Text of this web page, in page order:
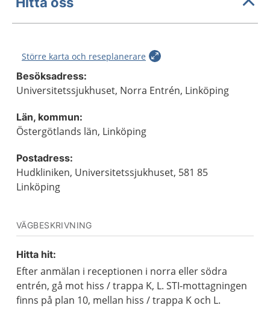
Större karta och reseplanerare
Besöksadress:
Universitetssjukhuset, Norra Entrén, Linköping
Län, kommun:
Östergötlands län, Linköping
Postadress:
Hudkliniken, Universitetssjukhuset, 581 85
Linköping
VÄGBESKRIVNING
Hitta hit:
Efter anmälan i receptionen i norra eller södra
entrén, gå mot hiss / trappa K, L. STI-mottagningen
finns på plan 10, mellan hiss / trappa K och L.